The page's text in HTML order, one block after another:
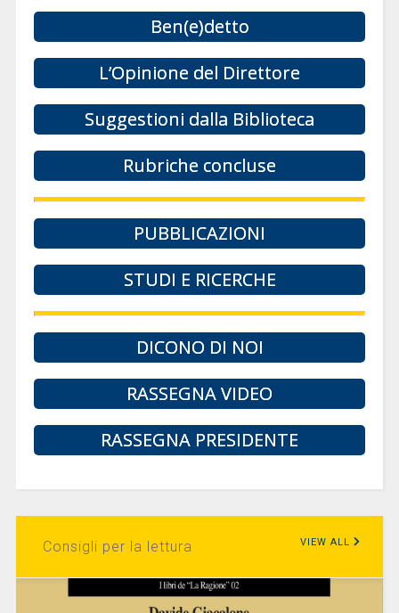
Ben(e)detto
L’Opinione del Direttore
Suggestioni dalla Biblioteca
Rubriche concluse
PUBBLICAZIONI
STUDI E RICERCHE
DICONO DI NOI
RASSEGNA VIDEO
RASSEGNA PRESIDENTE
Consigli per la lettura VIEW ALL